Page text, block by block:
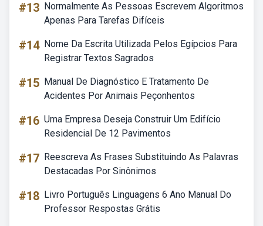
#13 Normalmente As Pessoas Escrevem Algoritmos
Apenas Para Tarefas Difíceis
#14 Nome Da Escrita Utilizada Pelos Egípcios Para
Registrar Textos Sagrados
#15 Manual De Diagnóstico E Tratamento De
Acidentes Por Animais Peçonhentos
#16 Uma Empresa Deseja Construir Um Edifício
Residencial De 12 Pavimentos
#17 Reescreva As Frases Substituindo As Palavras
Destacadas Por Sinônimos
#18 Livro Português Linguagens 6 Ano Manual Do
Professor Respostas Grátis